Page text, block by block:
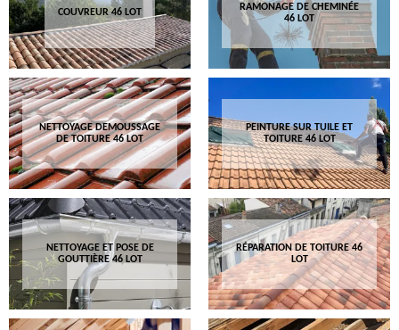
COUVREUR 46 LOT
RAMONAGE DE CHEMINÉE
46 LOT
NETTOYAGE DEMOUSSAGE
DE TOITURE 46 LOT
PEINTURE SUR TUILE ET
TOITURE 46 LOT
NETTOYAGE ET POSE DE
GOUTTIÈRE 46 LOT
RÉPARATION DE TOITURE 46
LOT